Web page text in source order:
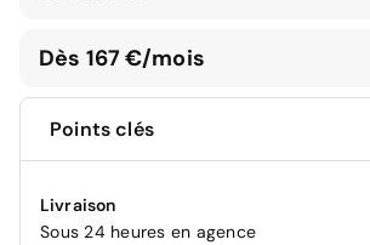
Dès 167 €/mois
Points clés
Livraison
Sous 24 heures en agence